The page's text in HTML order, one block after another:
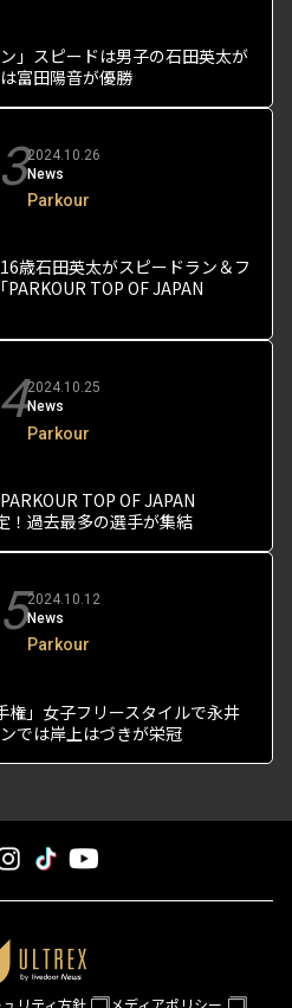
」スピードは男子の石田英太が
富田陽音が優勝
32024.10.26
News
Parkour
歳石田英太がスピードラン＆フ
TOP OF JAPAN
42024.10.25
News
Parkour
TOP OF JAPAN
！過去最多の選手が集結
52024.10.12
News
Parkour
権」女子フリースタイルで永井
では岸上はづきが栄冠
リティ方針 メディアポリシー